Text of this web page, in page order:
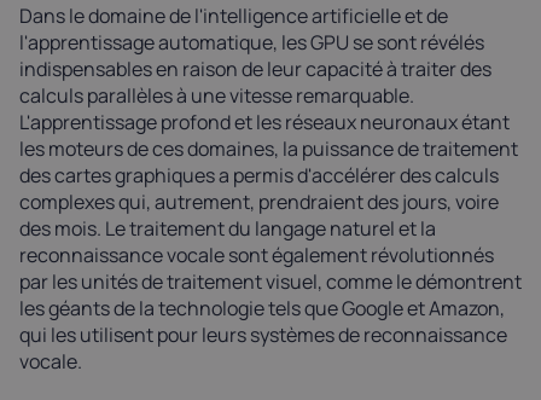
Dans le domaine de l'intelligence artificielle et de
l'apprentissage automatique, les GPU se sont révélés
indispensables en raison de leur capacité à traiter des
calculs parallèles à une vitesse remarquable.
L'apprentissage profond et les réseaux neuronaux étant
les moteurs de ces domaines, la puissance de traitement
des cartes graphiques a permis d'accélérer des calculs
complexes qui, autrement, prendraient des jours, voire
des mois. Le traitement du langage naturel et la
reconnaissance vocale sont également révolutionnés
par les unités de traitement visuel, comme le démontrent
les géants de la technologie tels que Google et Amazon,
qui les utilisent pour leurs systèmes de reconnaissance
vocale.